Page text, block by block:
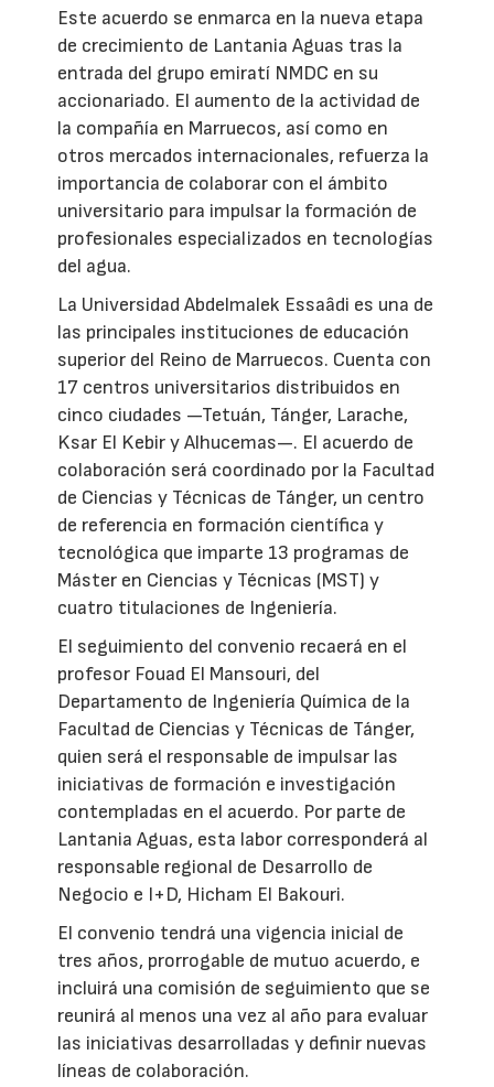
Este acuerdo se enmarca en la nueva etapa
de crecimiento de Lantania Aguas tras la
entrada del grupo emiratí NMDC en su
accionariado. El aumento de la actividad de
la compañía en Marruecos, así como en
otros mercados internacionales, refuerza la
importancia de colaborar con el ámbito
universitario para impulsar la formación de
profesionales especializados en tecnologías
del agua.
La Universidad Abdelmalek Essaâdi es una de
las principales instituciones de educación
superior del Reino de Marruecos. Cuenta con
17 centros universitarios distribuidos en
cinco ciudades —Tetuán, Tánger, Larache,
Ksar El Kebir y Alhucemas—. El acuerdo de
colaboración será coordinado por la Facultad
de Ciencias y Técnicas de Tánger, un centro
de referencia en formación científica y
tecnológica que imparte 13 programas de
Máster en Ciencias y Técnicas (MST) y
cuatro titulaciones de Ingeniería.
El seguimiento del convenio recaerá en el
profesor Fouad El Mansouri, del
Departamento de Ingeniería Química de la
Facultad de Ciencias y Técnicas de Tánger,
quien será el responsable de impulsar las
iniciativas de formación e investigación
contempladas en el acuerdo. Por parte de
Lantania Aguas, esta labor corresponderá al
responsable regional de Desarrollo de
Negocio e I+D, Hicham El Bakouri.
El convenio tendrá una vigencia inicial de
tres años, prorrogable de mutuo acuerdo, e
incluirá una comisión de seguimiento que se
reunirá al menos una vez al año para evaluar
las iniciativas desarrolladas y definir nuevas
líneas de colaboración.